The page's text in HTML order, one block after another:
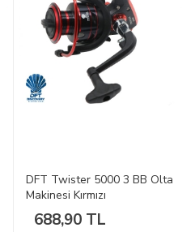
DFT Twister 5000 3 BB Olta
Makinesi Kırmızı
688,90 TL